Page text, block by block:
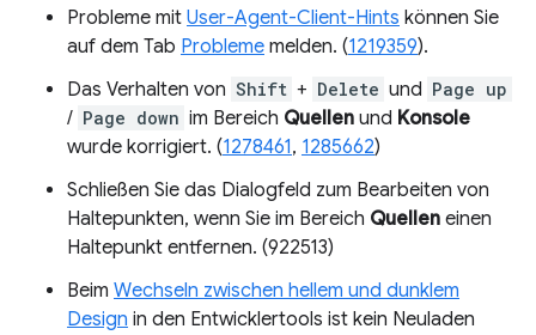
Probleme mit User-Agent-Client-Hints können Sie
auf dem Tab Probleme melden. (1219359).
Das Verhalten von Shift + Delete und Page up
/ Page down im Bereich Quellen und Konsole
wurde korrigiert. (1278461, 1285662)
Schließen Sie das Dialogfeld zum Bearbeiten von
Haltepunkten, wenn Sie im Bereich Quellen einen
Haltepunkt entfernen. (922513)
Beim Wechseln zwischen hellem und dunklem
Design in den Entwicklertools ist kein Neuladen